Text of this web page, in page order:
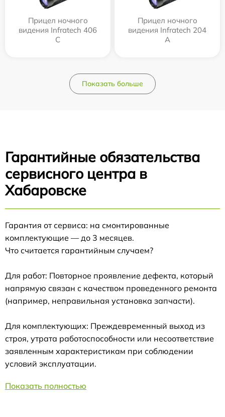
Прицел ночного
видения Infratech 406
С
Прицел ночного
видения Infratech 204
А
Показать больше
Гарантийные обязательства
сервисного центра в
Хабаровске
Гарантия от сервиса: на смонтированные
комплектующие — до 3 месяцев.
Что считается гарантийным случаем?
Для работ: Повторное проявление дефекта, который
напрямую связан с качеством проведенного ремонта
(например, неправильная установка запчасти).
Для комплектующих: Преждевременный выход из
строя, утрата работоспособности или несоответствие
заявленным характеристикам при соблюдении
условий эксплуатации.
Показать полностью